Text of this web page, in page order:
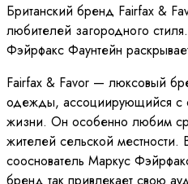
Британский бренд Fairfax &
любителей загородного
Фэйрфакс Фаунтейн
Fairfax & Favor — люксовый
одежды, ассоциирующийся с
жизни. Он особенно любим
жителей сельской местности.
сооснователь Маркус
бренд так привлекает свою